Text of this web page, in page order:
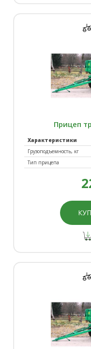
Прицеп
Характеристики
Грузоподъемность, кг
Тип прицепа